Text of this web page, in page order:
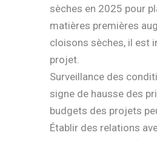
sèches en 2025 pour
matières premières
cloisons sèches, il est
projet.
Surveillance des
signe de hausse des
budgets des projets
Établir des relations